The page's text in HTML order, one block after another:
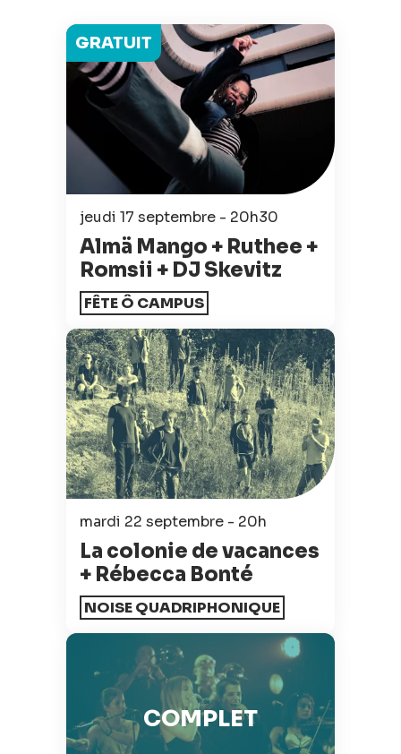
jeudi 17 septembre - 20h30
Almä Mango + Ruthee +
Romsii + DJ Skevitz
FÊTE Ô CAMPUS
GRATUIT
mardi 22 septembre - 20h
La colonie de vacances
+ Rébecca Bonté
NOISE QUADRIPHONIQUE
COMPLET